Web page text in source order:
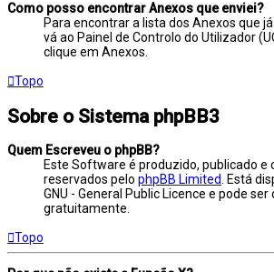
Como posso encontrar Anexos que enviei?
Para encontrar a lista dos Anexos que
vá ao Painel de Controlo do Utilizador
clique em Anexos.
Topo
Sobre o Sistema phpBB3
Quem Escreveu o phpBB?
Este Software é produzido, publicado e
reservados pelo phpBB Limited
. Está
GNU - General Public Licence e pode
gratuitamente.
Topo